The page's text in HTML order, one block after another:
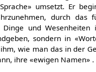
umsetzt. Er
durch das
und Wesenheiten
sondern in
wie man das in der
ihre «ewigen Namen» .